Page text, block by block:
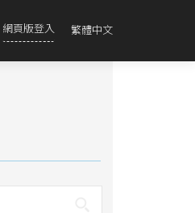
網頁版登入 繁體中文